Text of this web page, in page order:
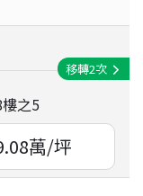
之5
移轉2次
萬/坪